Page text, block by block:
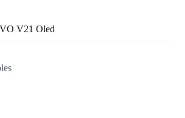
V21 Oled